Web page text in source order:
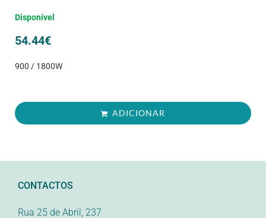
Disponível
54.44€
900 / 1800W
ADICIONAR
CONTACTOS
Rua 25 de Abril, 237